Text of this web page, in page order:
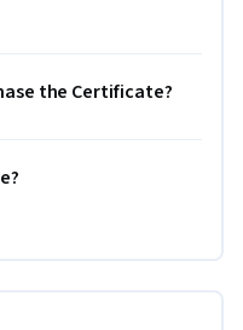
the Certificate?